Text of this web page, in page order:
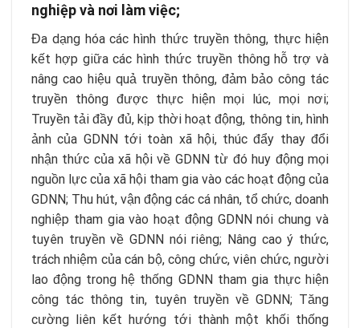
nghiệp và nơi làm việc;
Đa dạng hóa các hình thức truyền thông, thực hiện
kết hợp giữa các hình thức truyền thông hỗ trợ và
nâng cao hiệu quả truyền thông, đảm bảo công tác
truyền thông được thực hiện mọi lúc, mọi nơi;
Truyền tải đầy đủ, kịp thời hoạt động, thông tin, hình
ảnh của GDNN tới toàn xã hội, thúc đẩy thay đổi
nhận thức của xã hội về GDNN từ đó huy động mọi
nguồn lực của xã hội tham gia vào các hoạt động của
GDNN; Thu hút, vận động các cá nhân, tổ chức, doanh
nghiệp tham gia vào hoạt động GDNN nói chung và
tuyên truyền về GDNN nói riêng; Nâng cao ý thức,
trách nhiệm của cán bộ, công chức, viên chức, người
lao động trong hệ thống GDNN tham gia thực hiện
công tác thông tin, tuyên truyền về GDNN; Tăng
cường liên kết hướng tới thành một khối thống